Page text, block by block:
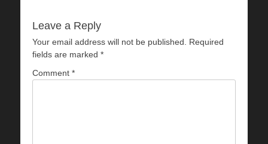
Leave a Reply
Your email address will not be published.
Required
fields are marked *
Comment *